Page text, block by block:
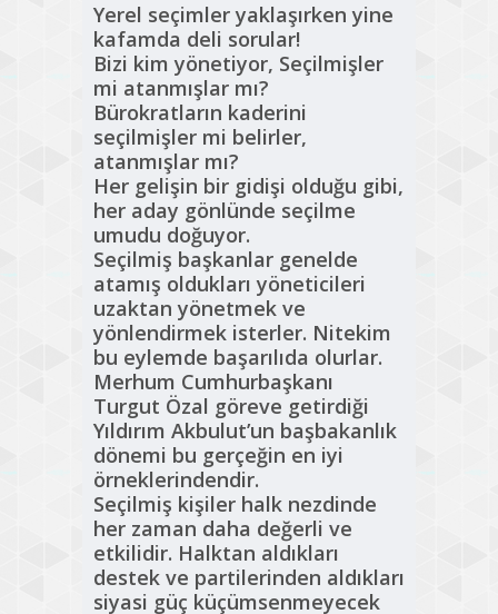
Yerel seçimler yaklaşırken yine
kafamda deli sorular!
Bizi kim yönetiyor, Seçilmişler
mi atanmışlar mı?
Bürokratların kaderini
seçilmişler mi belirler,
atanmışlar mı?
Her gelişin bir gidişi olduğu gibi,
her aday gönlünde seçilme
umudu doğuyor.
Seçilmiş başkanlar genelde
atamış oldukları yöneticileri
uzaktan yönetmek ve
yönlendirmek isterler. Nitekim
bu eylemde başarılıda olurlar.
Merhum Cumhurbaşkanı
Turgut Özal göreve getirdiği
Yıldırım Akbulut’un başbakanlık
dönemi bu gerçeğin en iyi
örneklerindendir.
Seçilmiş kişiler halk nezdinde
her zaman daha değerli ve
etkilidir. Halktan aldıkları
destek ve partilerinden aldıkları
siyasi güç küçümsenmeyecek